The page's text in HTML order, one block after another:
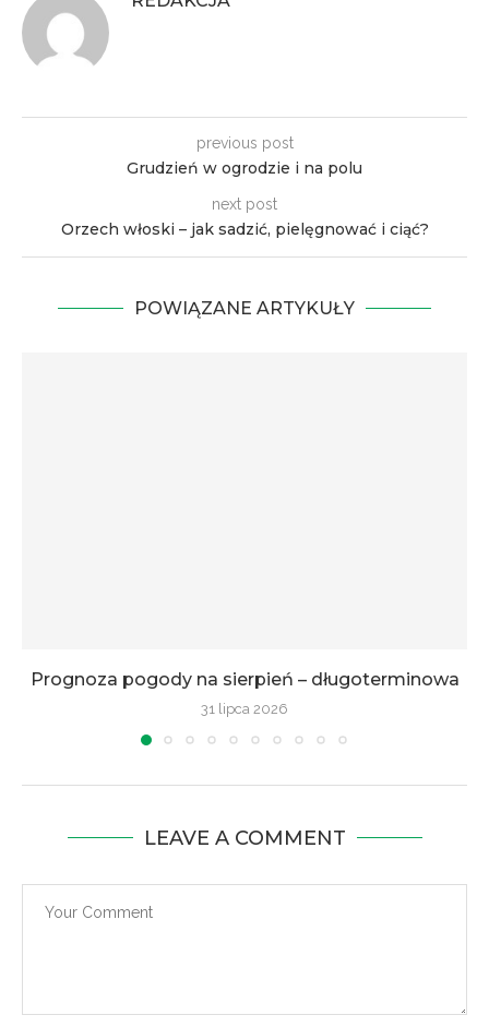
previous post
Grudzień w ogrodzie i na polu
next post
Orzech włoski – jak sadzić, pielęgnować i ciąć?
POWIĄZANE ARTYKUŁY
Prognoza pogody na sierpień – długoterminowa
31 lipca 2026
LEAVE A COMMENT